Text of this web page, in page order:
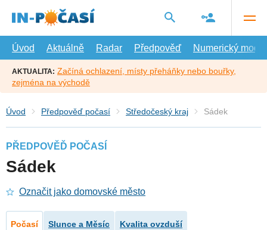
hlavní
Úvod
Aktuálně Radar Předpověď Numerický model
AKTUALITA: Začíná ochlazení, místy přeháňky nebo bouřky,
zejména na východě
Úvod Předpověď počasí Středočeský kraj Sádek
PŘEDPOVĚĎ POČASÍ
Sádek
Označit jako domovské město
Počasí Slunce a Měsíc Kvalita ovzduší